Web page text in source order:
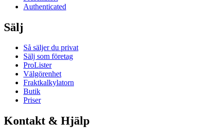
Authenticated
Sälj
Så säljer du privat
Sälj som företag
ProLister
Välgörenhet
Fraktkalkylatorn
Butik
Priser
Kontakt & Hjälp